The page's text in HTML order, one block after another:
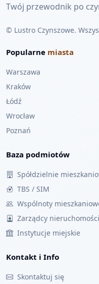
Twój przewodnik po
© Lustro Czynszowe.
Popularne miasta
Warszawa
Kraków
Łódź
Wrocław
Poznań
Baza podmiotów
Spółdzielnie
TBS / SIM
Wspólnoty
Zarządcy nieruchomości
Instytucje miejskie
Kontakt i Info
Skontaktuj się